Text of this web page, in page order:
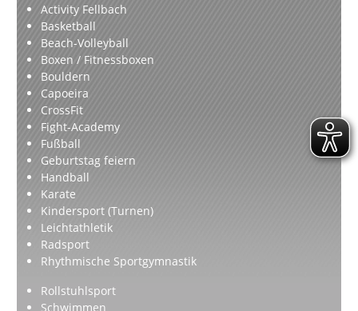
Activity Fellbach
Basketball
Beach-Volleyball
Boxen / Fitnessboxen
Bouldern
Capoeira
CrossFit
Fight-Academy
Fußball
Geburtstag feiern
Handball
Karate
Kindersport (Turnen)
Leichtathletik
Radsport
Rhythmische Sportgymnastik
Rollstuhlsport
Schwimmen